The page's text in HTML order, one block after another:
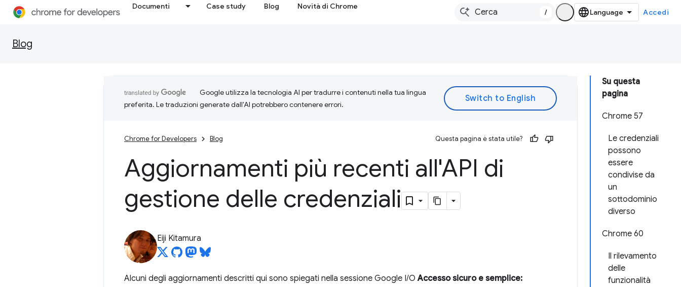
Documenti Case study Blog Novità di Chrome
/ Accedi
Blog
Su questa
pagina
Chrome 57
Le credenziali
possono
essere
condivise da
un
sottodominio
diverso
Chrome 60
Il rilevamento
delle
funzionalità
Google utilizza la tecnologia AI per tradurre i contenuti nella tua lingua
preferita. Le traduzioni generate dall'AI potrebbero contenere errori.
Chrome for Developers Blog Questa pagina è stata utile?
Aggiornamenti più recenti all'API di
gestione delle credenziali
Eiji Kitamura
Alcuni degli aggiornamenti descritti qui sono spiegati nella sessione Google I/OAccesso sicuro e semplice: